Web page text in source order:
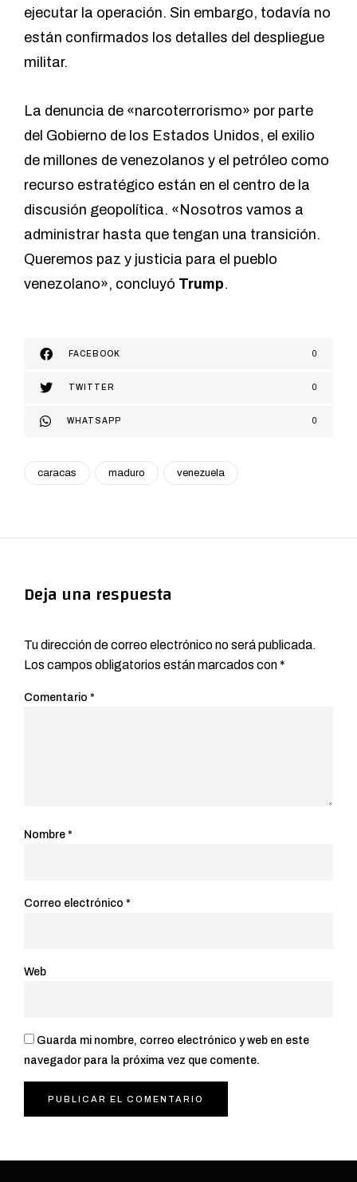
ejecutar la operación. Sin embargo, todavía no
están confirmados los detalles del despliegue
militar.
La denuncia de «narcoterrorismo» por parte
del Gobierno de los Estados Unidos, el exilio
de millones de venezolanos y el petróleo como
recurso estratégico están en el centro de la
discusión geopolítica. «Nosotros vamos a
administrar hasta que tengan una transición.
Queremos paz y justicia para el pueblo
venezolano», concluyó Trump.
FACEBOOK 0
TWITTER 0
WHATSAPP 0
caracas maduro venezuela
Deja una respuesta
Tu dirección de correo electrónico no será publicada.
Los campos obligatorios están marcados con*
Comentario *
Nombre *
Correo electrónico *
Web
Guarda mi nombre, correo electrónico y web en este
navegador para la próxima vez que comente.